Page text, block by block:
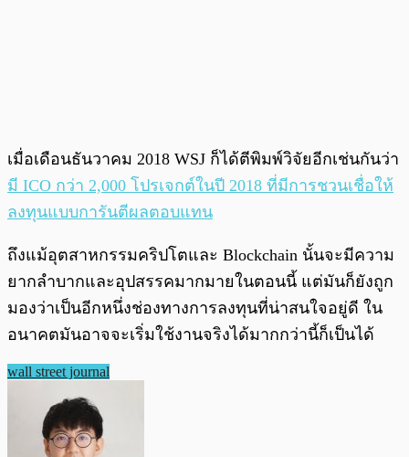
เมื่อเดือนธันวาคม 2018 WSJ ก็ได้ตีพิมพ์วิจัยอีกเช่นกันว่า
มี ICO กว่า 2,000 โปรเจกต์ในปี 2018 ที่มีการชวนเชื่อให้
ลงทุนแบบการันตีผลตอบแทน
ถึงแม้อุตสาหกรรมคริปโตและ Blockchain นั้นจะมีความ
ยากลำบากและอุปสรรคมากมายในตอนนี้ แต่มันก็ยังถูก
มองว่าเป็นอีกหนึ่งช่องทางการลงทุนที่น่าสนใจอยู่ดี ใน
อนาคตมันอาจจะเริ่มใช้งานจริงได้มากกว่านี้ก็เป็นได้
wall street journal